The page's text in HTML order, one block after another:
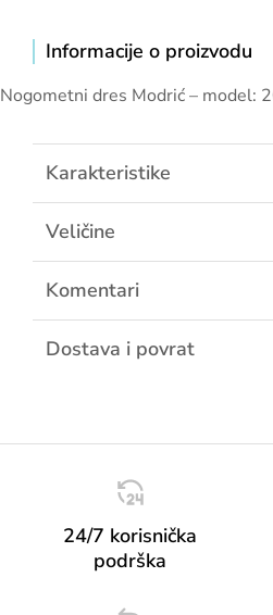
Informacije o proizvodu
Nogometni dres Modrić – model:
Karakteristike
Veličine
Komentari
Dostava i povrat
24/7 korisnička
podrška